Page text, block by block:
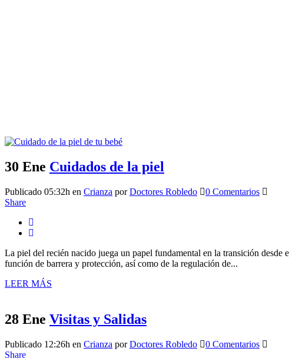
30 Ene Cuidados de la piel
Publicado 05:32h en Crianza porDoctores Robledo
0 Comentarios
Share
La piel del recién nacido juega un papel fundamental en la transición
función de barrera y protección, así como de la regulación de...
LEER MÁS
28 Ene Visitas y Salidas
Publicado 12:26h en Crianza porDoctores Robledo
0 Comentarios
Share